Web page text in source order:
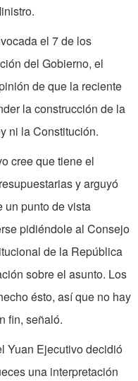
el 7 de los
del Gobierno, el
de que la reciente
la construcción de la
ni la Constitución.
cree que tiene el
y arguyó
un punto de vista
pidiéndole al Consejo
de la República
sobre el asunto. Los
ésto, así que no hay
fin, señaló.
Yuan Ejecutivo decidió
una interpretación